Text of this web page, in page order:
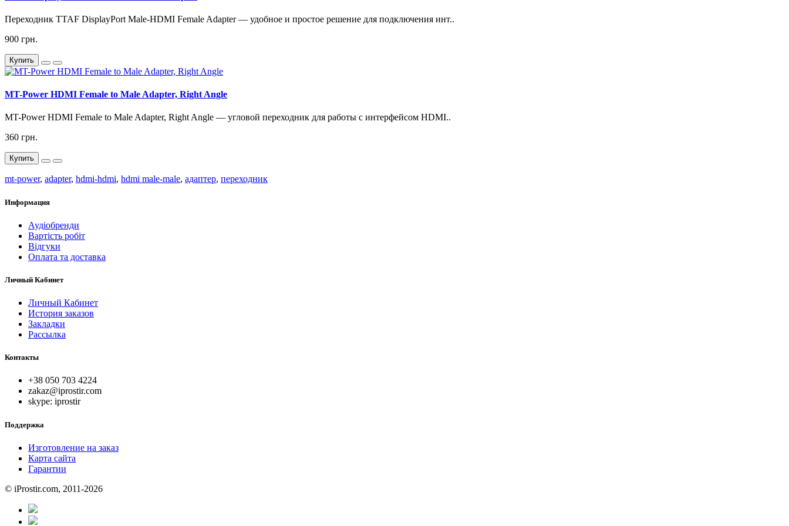
Переходник TTAF DisplayPort Male-HDMI Female Adapter — удобное и простое решение для подключения инт..
900 грн.
Купить
MT-Power HDMI Female to Male Adapter, Right Angle
MT-Power HDMI Female to Male Adapter, Right Angle — угловой переходник для работы с интерфейсом HDMI..
360 грн.
Купить
mt-power, adapter, hdmi-hdmi, hdmi male-male, адаптер, переходник
Информация
Аудіобренди
Вартість робіт
Відгуки
Оплата та доставка
Личный Кабинет
Личный Кабинет
История заказов
Закладки
Рассылка
Контакты
+38 050 703 4224
zakaz@iprostir.com
skype: iprostir
Поддержка
Изготовление на заказ
Карта сайта
Гарантии
© iProstir.com, 2011-2026